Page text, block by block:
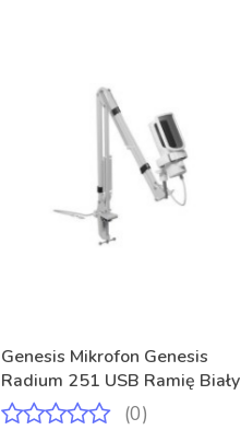
Genesis Mikrofon Genesis
Radium 251 USB Ramię Biały
(0)